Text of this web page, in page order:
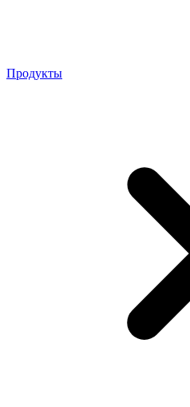
Продукты